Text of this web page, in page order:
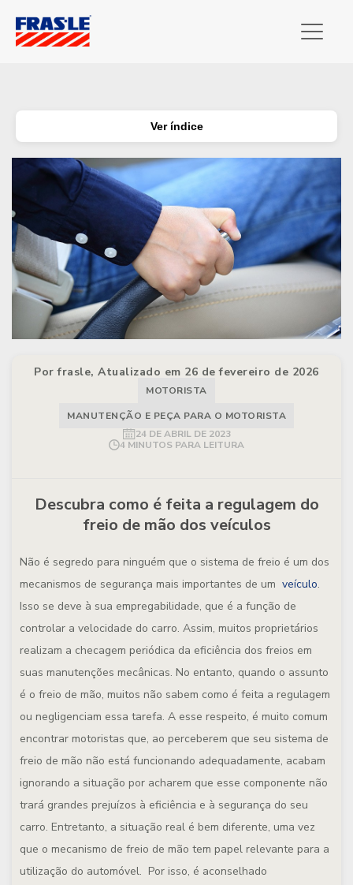
Ver índice
Por frasle, Atualizado em 26 de fevereiro de 2026
MOTORISTA
MANUTENÇÃO E PEÇA PARA O MOTORISTA
24 DE ABRIL DE 2023
4 MINUTOS PARA LEITURA
Descubra como é feita a regulagem do
freio de mão dos veículos
Não é segredo para ninguém que o sistema de freio é um dos
mecanismos de segurança mais importantes de um veículo.
Isso se deve à sua empregabilidade, que é a função de
controlar a velocidade do carro. Assim, muitos proprietários
realizam a checagem periódica da eficiência dos freios em
suas manutenções mecânicas. No entanto, quando o assunto
é o freio de mão, muitos não sabem como é feita a regulagem
ou negligenciam essa tarefa. A esse respeito, é muito comum
encontrar motoristas que, ao perceberem que seu sistema de
freio de mão não está funcionando adequadamente, acabam
ignorando a situação por acharem que esse componente não
trará grandes prejuízos à eficiência e à segurança do seu
carro. Entretanto, a situação real é bem diferente, uma vez
que o mecanismo de freio de mão tem papel relevante para a
utilização do automóvel. Por isso, é aconselhado